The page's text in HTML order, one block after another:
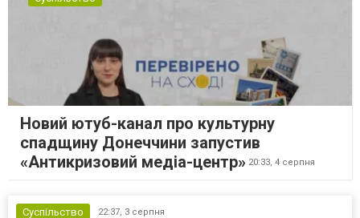
Новий ютуб-канал про культурну
спадщину Донеччини запустив
«Антикризовий медіа-центр» 20:33, 4 серпня
Суспільство 22:37, 3 серпня